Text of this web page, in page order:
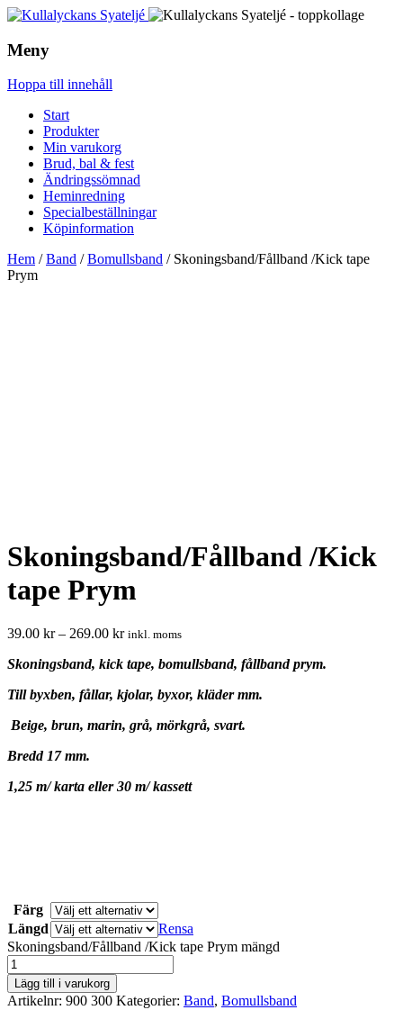
Meny
Hoppa till innehåll
Start
Produkter
Min varukorg
Brud, bal & fest
Ändringssömnad
Heminredning
Specialbeställningar
Köpinformation
Hem /Band /Bomullsband / Skoningsband/Fållband /Kick tape
Prym
Skoningsband/Fållband /Kick
tape Prym
39.00 kr– 269.00 kr inkl. moms
Skoningsband, kick tape, bomullsband, fållband prym.
Till byxben, fållar, kjolar, byxor, kläder mm.
Beige, brun, marin, grå, mörkgrå, svart.
Bredd 17 mm.
1,25 m/ karta eller 30 m/ kassett
Färg
Längd
Rensa
Skoningsband/Fållband /Kick tape Prym mängd
Lägg till i varukorg
Artikelnr: 900 300 Kategorier: Band, Bomullsband